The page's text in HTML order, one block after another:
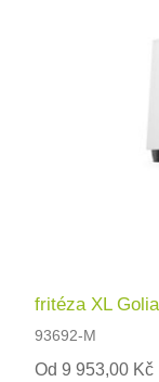
fritéza XL
93692-M
Od 9 953,00 Kč